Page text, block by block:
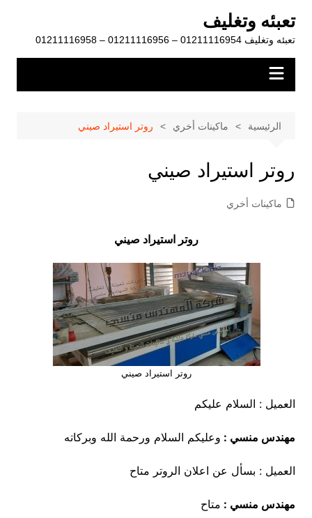
المحتوى
تعبئه وتغليف
تعبئه وتغليف 01211116954 – 01211116956 – 01211116958
الرئيسية ماكينات أخري روتر استيراد صيني
روتر استيراد صيني
ماكينات أخري
روتر استيراد صيني
روتر استيراد صيني
العميل : السلام عليكم
مهندس منسي : وعليكم السلام ورحمة الله وبركاته
العميل : بسأل عن اعلان الروتر متاح
مهندس منسي : متاح